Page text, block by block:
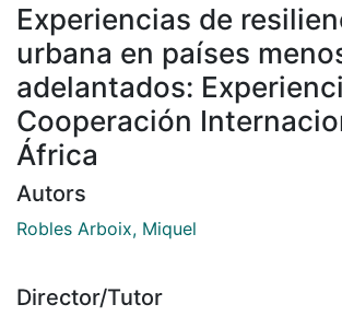
Experiencias de
urbana en países
adelantados:
Cooperación
África
Autors
Robles Arboix, Miquel
Director/Tutor